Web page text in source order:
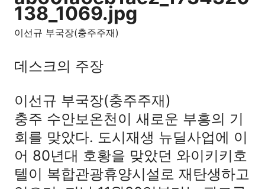
이선규 부국장(충주주재)
데스크의 주장
이선규 부국장(충주주재)
충주 수안보온천이 새로운 부흥의 기
회를 맞았다. 도시재생 뉴딜사업에 이
어 80년대 호황을 맞았던 와이키키호
텔이 복합관광휴양시설로 재탄생하고